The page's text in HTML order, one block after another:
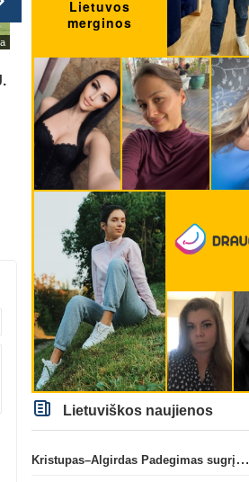
Transferai
C. Romero karjera gali pakrypti
į Ispaniją(2)
Lietuviškos naujienos
Kristupas–Algirdas Padegimas sugrįžta į FC „Hegelmann” B sudėtį